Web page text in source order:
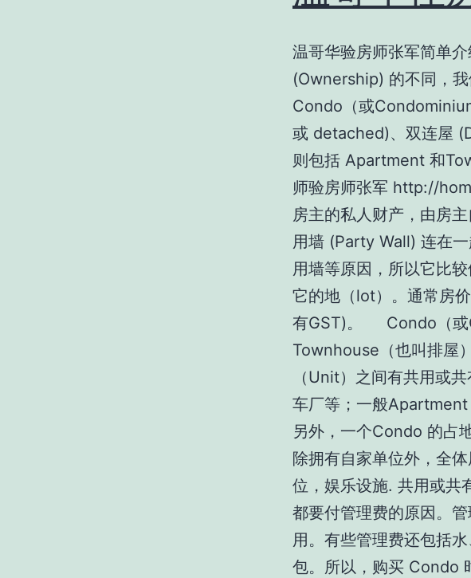
温哥华验房师张军简单
(Ownership) 的不同，
Condo（或
或 detached)、双连屋
则包括 Apartment 和
师验房师张军 http://
房主的私人财产，由房
用墙 (Party Wall) 连在
用墙等原因，所以它比
它的地（lot）。通常房
有GST)。 Condo（或
Townhouse（也叫排屋
（Unit）之间有共用或
车厂等；一般Apartment
另外，一个Condo 的占
除拥有自家单位外，全
位，娱乐设施. 共用或共
都要付管理费的原因。
用。有些管理费还包括
包。所以，购买 Condo